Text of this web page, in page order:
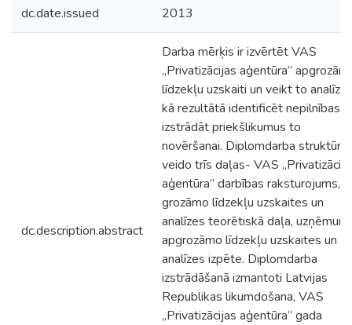
dc.date.issued 2013
dc.description.abstract
Darba mērķis ir izvērtēt VAS
„Privatizācijas aģentūra”
līdzekļu uzskaiti un veikt to analīzi,
kā rezultātā identificēt nepilnības
izstrādāt priekšlikumus to
novēršanai. Diplomdarba struktūru
veido trīs daļas- VAS
aģentūra” darbības raksturojums,
grozāmo līdzekļu uzskaites un
analīzes teorētiskā daļa,
apgrozāmo līdzekļu uzskaites un
analīzes izpēte. Diplomdarba
izstrādāšanā izmantoti Latvijas
Republikas likumdošana, VAS
„Privatizācijas aģentūra” gada